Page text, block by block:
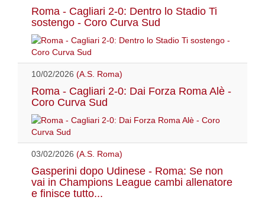
Roma - Cagliari 2-0: Dentro lo Stadio Ti
sostengo - Coro Curva Sud
10/02/2026 (A.S. Roma)
Roma - Cagliari 2-0: Dai Forza Roma Alè -
Coro Curva Sud
03/02/2026 (A.S. Roma)
Gasperini dopo Udinese - Roma: Se non
vai in Champions League cambi allenatore
e finisce tutto...